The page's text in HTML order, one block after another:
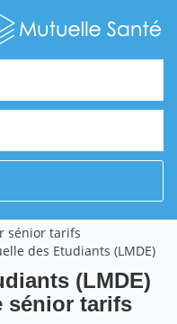
sénior tarifs
des Etudiants (LMDE)
(LMDE)
sénior tarifs